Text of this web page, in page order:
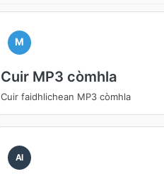
M
Cuir MP3 còmhla
Cuir faidhlichean MP3 còmhla
AI